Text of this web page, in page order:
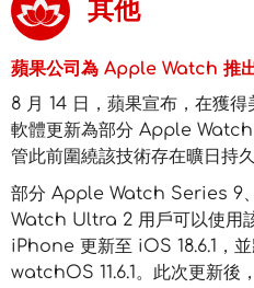
其他
蘋果公司為 Apple Watch 推
8 月 14 日，蘋果宣布，在獲
軟體更新為部分 Apple
管此前圍繞該技術存在曠日持
部分 Apple Watch Series 9
Watch Ultra 2 用戶可以使用
iPhone 更新至 iOS 18.6.1，
watchOS 11.6.1。此次更新